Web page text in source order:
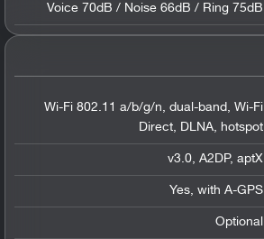
Voice 70dB / Noise 66dB / Ring 75dB
Wi-Fi 802.11 a/b/g/n, dual-band, Wi-Fi
Direct, DLNA, hotspot
v3.0, A2DP, aptX
Yes, with A-GPS
Optional